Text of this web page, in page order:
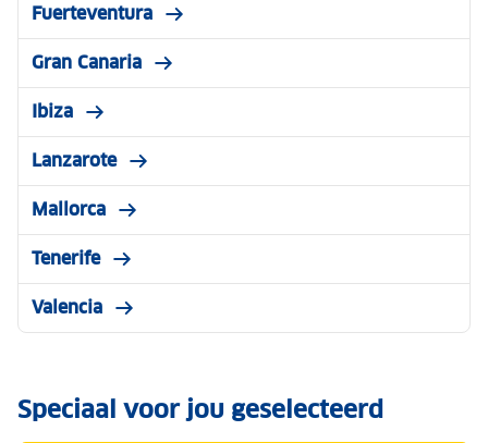
Fuerteventura
Gran Canaria
Ibiza
Lanzarote
Mallorca
Tenerife
Valencia
Speciaal voor jou geselecteerd